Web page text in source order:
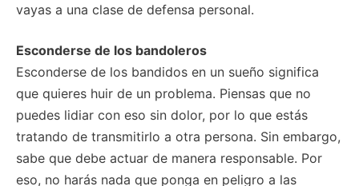
vayas a una clase de defensa personal.
Esconderse de los bandoleros
Esconderse de los bandidos en un sueño significa
que quieres huir de un problema. Piensas que no
puedes lidiar con eso sin dolor, por lo que estás
tratando de transmitirlo a otra persona. Sin embargo,
sabe que debe actuar de manera responsable. Por
eso, no harás nada que ponga en peligro a las